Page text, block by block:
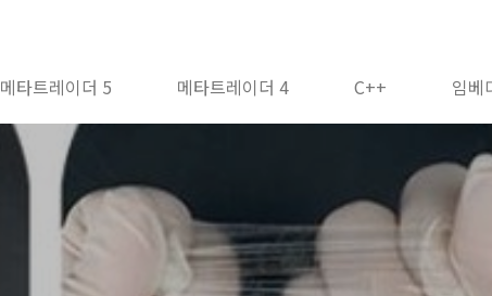
메타트레이더 5 메타트레이더 4 C++ 임베